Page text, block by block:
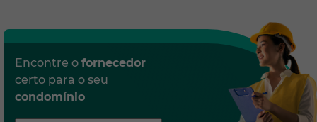
Encontre o fornecedor
certo para o seu
condomínio